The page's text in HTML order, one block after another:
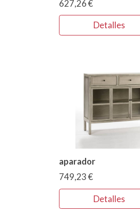
627,26 €
Detalles
aparador
749,23 €
Detalles